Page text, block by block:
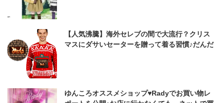
【人気沸騰】海外セレブの間で大流行？クリス
マスにダサいセーターを贈って着る習慣♪だんだ
ゆんころオススメショップ♥Radyでお買い物レ